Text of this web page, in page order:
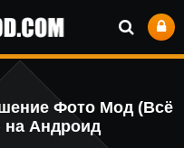
Фото Мод (Всё
на Андроид